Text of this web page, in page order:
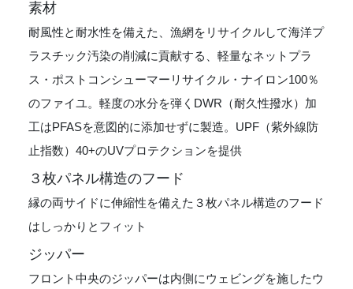
素材
耐風性と耐水性を備えた、漁網をリサイクルして海洋プ
ラスチック汚染の削減に貢献する、軽量なネットプラ
ス・ポストコンシューマーリサイクル・ナイロン100％
のファイユ。軽度の水分を弾くDWR（耐久性撥水）加
工はPFASを意図的に添加せずに製造。UPF（紫外線防
止指数）40+のUVプロテクションを提供
３枚パネル構造のフード
縁の両サイドに伸縮性を備えた３枚パネル構造のフード
はしっかりとフィット
ジッパー
フロント中央のジッパーは内側にウェビングを施したウ